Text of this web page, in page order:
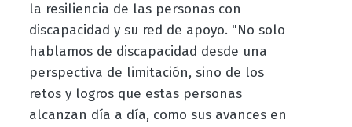
la resiliencia de las personas con
discapacidad y su red de apoyo. "No solo
hablamos de discapacidad desde una
perspectiva de limitación, sino de los
retos y logros que estas personas
alcanzan día a día, como sus avances en